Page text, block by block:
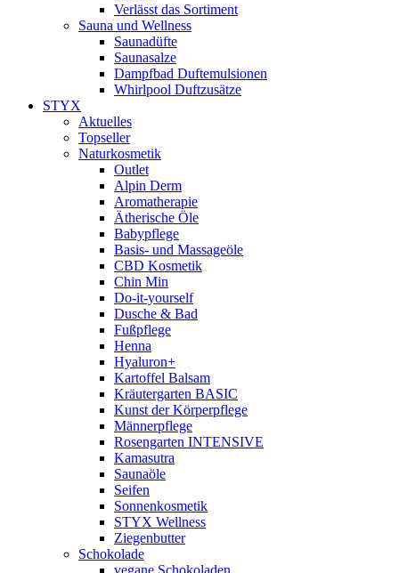
Verlässt das Sortiment
Sauna und Wellness
Saunadüfte
Saunasalze
Dampfbad Duftemulsionen
Whirlpool Duftzusätze
STYX
Aktuelles
Topseller
Naturkosmetik
Outlet
Alpin Derm
Aromatherapie
Ätherische Öle
Babypflege
Basis- und Massageöle
CBD Kosmetik
Chin Min
Do-it-yourself
Dusche & Bad
Fußpflege
Henna
Hyaluron+
Kartoffel Balsam
Kräutergarten BASIC
Kunst der Körperpflege
Männerpflege
Rosengarten INTENSIVE
Kamasutra
Saunaöle
Seifen
Sonnenkosmetik
STYX Wellness
Ziegenbutter
Schokolade
vegane Schokoladen